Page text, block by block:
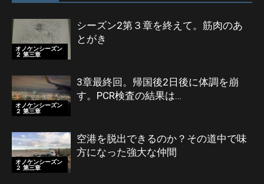
オノケンシーズン
２ 第三章
シーズン2第３章を終えて。筋肉のあ
とがき
オノケンシーズン
２ 第三章
3章最終回。帰国後2日後に体調を崩
す。PCR検査の結果は…
オノケンシーズン
２ 第三章
空港を脱出できるのか？その道中で味
方になった強大な仲間